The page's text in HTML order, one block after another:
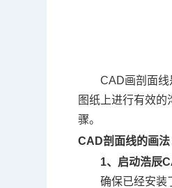
CAD画剖面
图纸上进行有效
骤。
CAD剖面线的画法
1、启动浩辰
确保已经安装